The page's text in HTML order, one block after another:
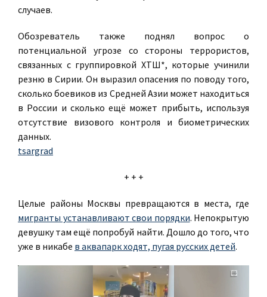
случаев.
Обозреватель также поднял вопрос о
потенциальной угрозе со стороны террористов,
связанных с группировкой ХТШ*, которые учинили
резню в Сирии. Он выразил опасения по поводу того,
сколько боевиков из Средней Азии может находиться
в России и сколько ещё может прибыть, используя
отсутствие визового контроля и биометрических
данных.
tsargrad
+ + +
Целые районы Москвы превращаются в места, где
мигранты устанавливают свои порядки. Непокрытую
девушку там ещё попробуй найти. Дошло до того, что
уже в никабе в аквапарк ходят, пугая русских детей.